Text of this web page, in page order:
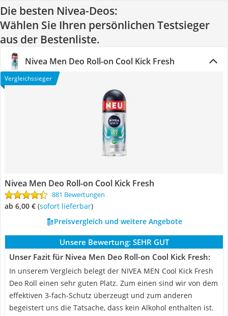
Die besten Nivea-Deos:
Wählen Sie Ihren persönlichen Testsieger
aus der Bestenliste.
Nivea Men Deo Roll-on Cool Kick Fresh
Vergleichssieger
Nivea Men Deo Roll-on Cool Kick Fresh
881 Bewertungen
ab 6,00 € ( Sofort lieferbar)
Preisvergleich und weitere Angebote
Unsere Bewertung: SEHR GUT
Unser Fazit für Nivea Men Deo Roll-on Cool Kick Fresh:
In unserem Vergleich belegt der NIVEA MEN Cool Kick Fresh
Deo Roll einen sehr guten Platz. Zum einen sind wir von dem
effektiven 3-fach-Schutz überzeugt und zum anderen
begeistert uns die Tatsache, dass kein Alkohol enthalten ist.